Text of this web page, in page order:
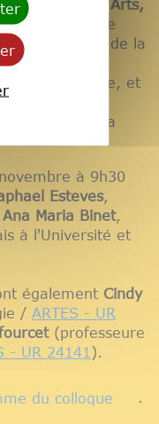
du
Vin et des Arts,
d’une
aspects de la
la
l’architecture, et
d’art, statut
tout comme la
à 9h30
Esteves,
Ana Maria Binet,
à l'Université et
également Cindy
/ ARTES - UR
(professeure
- UR 24141 ).
du colloque .